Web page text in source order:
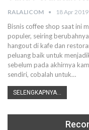
RALALICOM 18 Apr 2019
Bisnis coffee shop saat ini
populer, seiring
hangout di kafe dan
peluang baik untuk
sebelum pada akhirnya
sendiri, cobalah untuk…
SELENGKAPNYA...